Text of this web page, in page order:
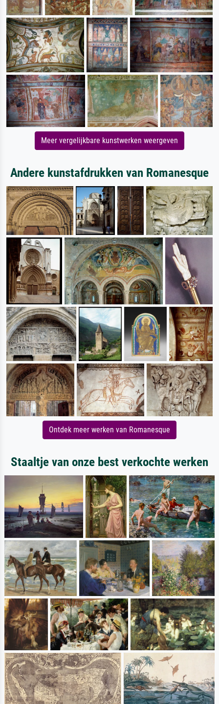
Meer vergelijkbare kunstwerken weergeven
Andere kunstafdrukken van Romanesque
Ontdek meer werken van Romanesque
Staaltje van onze best verkochte werken